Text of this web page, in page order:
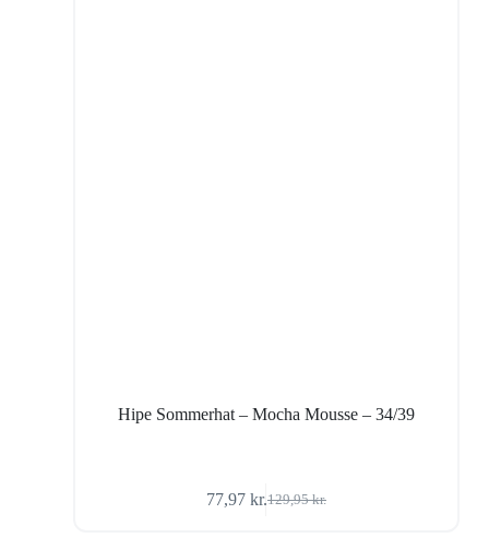
Hipe Sommerhat – Mocha Mousse – 34/39
129,95kr.
Den
77,97 kr.Den